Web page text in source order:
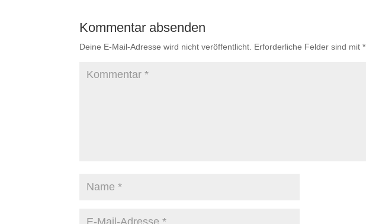
Kommentar absenden
Deine E-Mail-Adresse wird nicht veröffentlicht. Erforderliche Felder sind mit*